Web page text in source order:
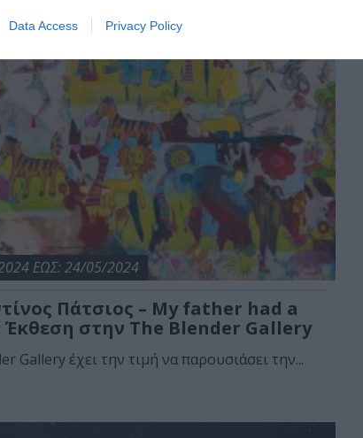
Data Access Privacy Policy
ΕΩΣ: 24/05/2024
Πάτσιος – My father had a
Έκθεση στην The Blender Gallery
Gallery έχει την τιμή να παρουσιάσει την...